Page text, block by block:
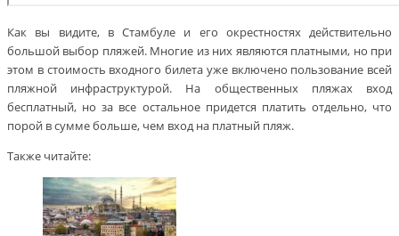
Как вы видите, в Стамбуле и его окрестностях действительно
большой выбор пляжей. Многие из них являются платными, но при
этом в стоимость входного билета уже включено пользование всей
пляжной инфраструктурой. На общественных пляжах вход
бесплатный, но за все остальное придется платить отдельно, что
порой в сумме больше, чем вход на платный пляж.
Также читайте: